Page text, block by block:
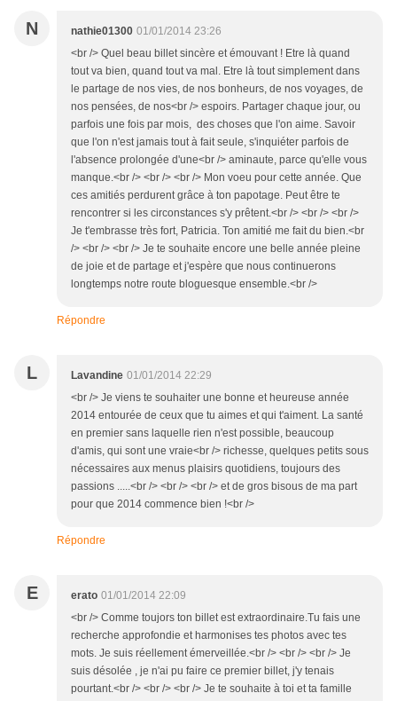
N nathie01300 01/01/2014 23:26
<br /> Quel beau billet sincère et émouvant ! Etre là quand
tout va bien, quand tout va mal. Etre là tout simplement dans
le partage de nos vies, de nos bonheurs, de nos voyages, de
nos pensées, de nos<br /> espoirs. Partager chaque jour, ou
parfois une fois par mois, des choses que l'on aime. Savoir
que l'on n'est jamais tout à fait seule, s'inquiéter parfois de
l'absence prolongée d'une<br /> aminaute, parce qu'elle vous
manque.<br /> <br /> <br /> Mon voeu pour cette année. Que
ces amitiés perdurent grâce à ton papotage. Peut être te
rencontrer si les circonstances s'y prêtent.<br /> <br /> <br />
Je t'embrasse très fort, Patricia. Ton amitié me fait du bien.<br
/> <br /> <br /> Je te souhaite encore une belle année pleine
de joie et de partage et j'espère que nous continuerons
longtemps notre route bloguesque ensemble.<br />
Répondre
L Lavandine 01/01/2014 22:29
<br /> Je viens te souhaiter une bonne et heureuse année
2014 entourée de ceux que tu aimes et qui t'aiment. La santé
en premier sans laquelle rien n'est possible, beaucoup
d'amis, qui sont une vraie<br /> richesse, quelques petits sous
nécessaires aux menus plaisirs quotidiens, toujours des
passions .....<br /> <br /> <br /> et de gros bisous de ma part
pour que 2014 commence bien !<br />
Répondre
E erato 01/01/2014 22:09
<br /> Comme toujors ton billet est extraordinaire.Tu fais une
recherche approfondie et harmonises tes photos avec tes
mots. Je suis réellement émerveillée.<br /> <br /> <br /> Je
suis désolée , je n'ai pu faire ce premier billet, j'y tenais
pourtant.<br /> <br /> <br /> Je te souhaite à toi et ta famille